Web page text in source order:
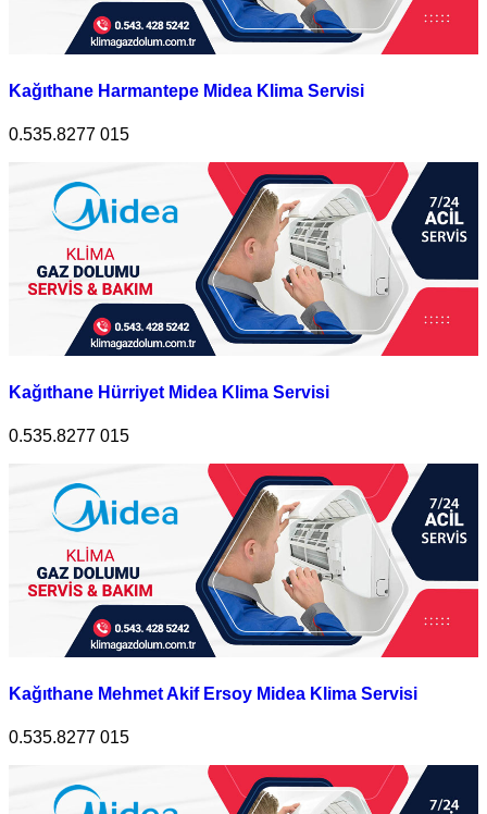
Kağıthane Harmantepe Midea Klima Servisi
0.535.8277 015
Kağıthane Hürriyet Midea Klima Servisi
0.535.8277 015
Kağıthane Mehmet Akif Ersoy Midea Klima Servisi
0.535.8277 015